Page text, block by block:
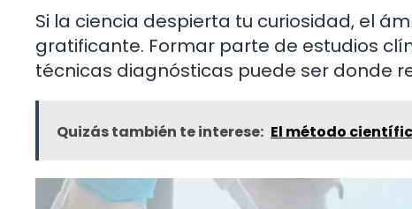
Si la ciencia despierta tu curiosidad, el
gratificante. Formar parte de estudios
técnicas diagnósticas puede ser donde
Quizás también te interese: El método